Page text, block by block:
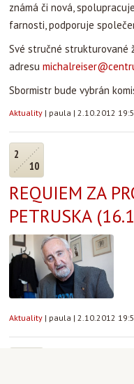
známá či nová,
farnosti, podporuje
Své stručné strukturované
adresu
Sbormistr bude vybrán
Aktuality | paula | 2.10.2012
2
10
REQUIEM ZA
PETRUSKA
Aktuality | paula | 2.10.2012